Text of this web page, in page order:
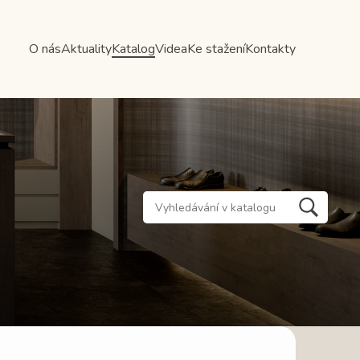
O násAktualityKatalogVideaKe staženíKontakty